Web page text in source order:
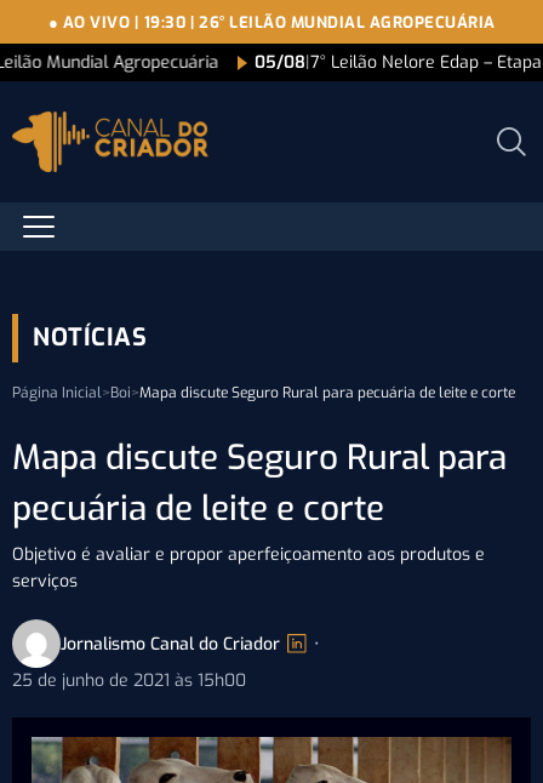
● AO VIVO | 19:30 | 26° LEILÃO MUNDIAL AGROPECUÁRIA
Mundial Agropecuária 05/08|7° Leilão Nelore Edap –
NOTÍCIAS
Página Inicial>Boi>Mapa discute Seguro Rural para pecuária de leite e corte
Mapa discute Seguro Rural para
pecuária de leite e corte
Objetivo é avaliar e propor aperfeiçoamento aos produtos e
serviços
Jornalismo Canal do Criador
•
25 de junho de 2021 às 15h00